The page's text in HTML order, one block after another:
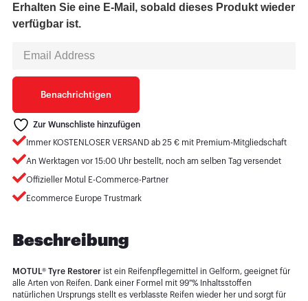
Erhalten Sie eine E-Mail, sobald dieses Produkt wieder
verfügbar ist.
your
address
the
waitlist
for
this
product
Benachrichtigen
Zur Wunschliste hinzufügen
Immer KOSTENLOSER VERSAND ab 25 € mit Premium-Mitgliedschaft
An Werktagen vor 15:00 Uhr bestellt, noch am selben Tag versendet
Offizieller Motul E-Commerce-Partner
Ecommerce Europe Trustmark
Beschreibung
MOTUL® Tyre Restorerist ein Reifenpflegemittel in Gelform, geeignet für
alle Arten von Reifen. Dank einer Formel mit 99 % Inhaltsstoffen
natürlichen Ursprungs stellt es verblasste Reifen wieder her und sorgt für